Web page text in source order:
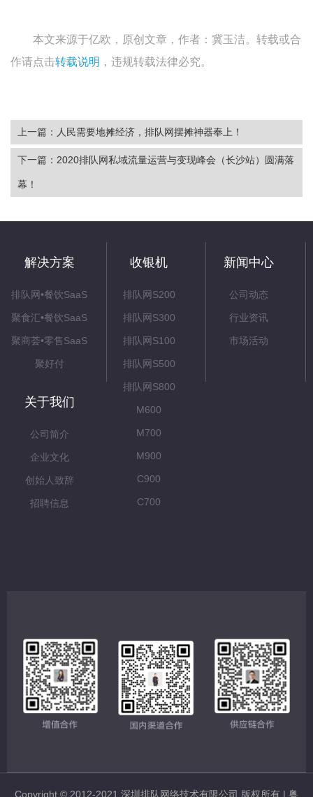
本文来源于亿欧，原创文章，作者：冀玉洁。转载或合
作请点击转载说明 ，违规转载法律必究。
上一篇：人民需要地摊经济，排队网摆摊神器奉上！
下一篇：2020排队网私域流量运营与变现峰会（长沙站）圆满落
幕！
解决方案
排队网•餐饮SaaS
聚食汇•餐饮SaaS
聚商荟•零售SaaS
聚好付
收银机
排队网S200
排队网S300
排队网S100
排队网S500
排队网S800
M600
M700
M900
C900
C700
新闻中心
公司动态
行业资讯
市场活动
关于我们
公司简介
企业文化
创始人致辞
招聘信息
Copyright © 2012-2021 深圳排队网络技术有限公司 版权所有 | 粤